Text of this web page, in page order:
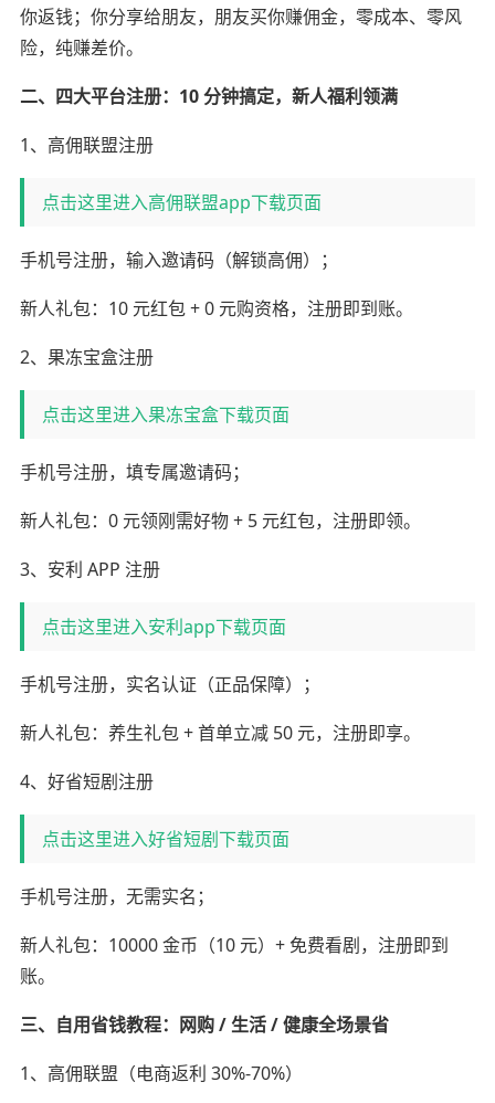
你返钱；你分享给朋友，朋友买你赚佣金，零成本、零风
险，纯赚差价。
二、四大平台注册：10 分钟搞定，新人福利领满
1、高佣联盟注册
点击这里进入高佣联盟app下载页面
手机号注册，输入邀请码（解锁高佣）；
新人礼包：10 元红包 + 0 元购资格，注册即到账。
2、果冻宝盒注册
点击这里进入果冻宝盒下载页面
手机号注册，填专属邀请码；
新人礼包：0 元领刚需好物 + 5 元红包，注册即领。
3、安利 APP 注册
点击这里进入安利app下载页面
手机号注册，实名认证（正品保障）；
新人礼包：养生礼包 + 首单立减 50 元，注册即享。
4、好省短剧注册
点击这里进入好省短剧下载页面
手机号注册，无需实名；
新人礼包：10000 金币（10 元）+ 免费看剧，注册即到
账。
三、自用省钱教程：网购 / 生活 / 健康全场景省
1、高佣联盟（电商返利 30%-70%）